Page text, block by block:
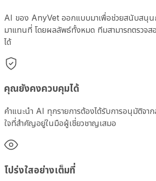
AI ของ AnyVet ออกแบบมาเพื่อช่วยสนับสนุน
มาแทนที่ โดยผลลัพธ์ทั้งหมด ทีมสามารถตรวจส
ได้
คุณยังคงควบคุมได้
คำแนะนำ AI ทุกรายการต้องได้รับการอนุมัติจา
ใจที่สำคัญอยู่ในมือผู้เชี่ยวชาญเสมอ
โปร่งใสอย่างเต็มที่